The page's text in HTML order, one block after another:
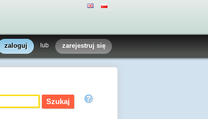
zaloguj lub zarejestruj się